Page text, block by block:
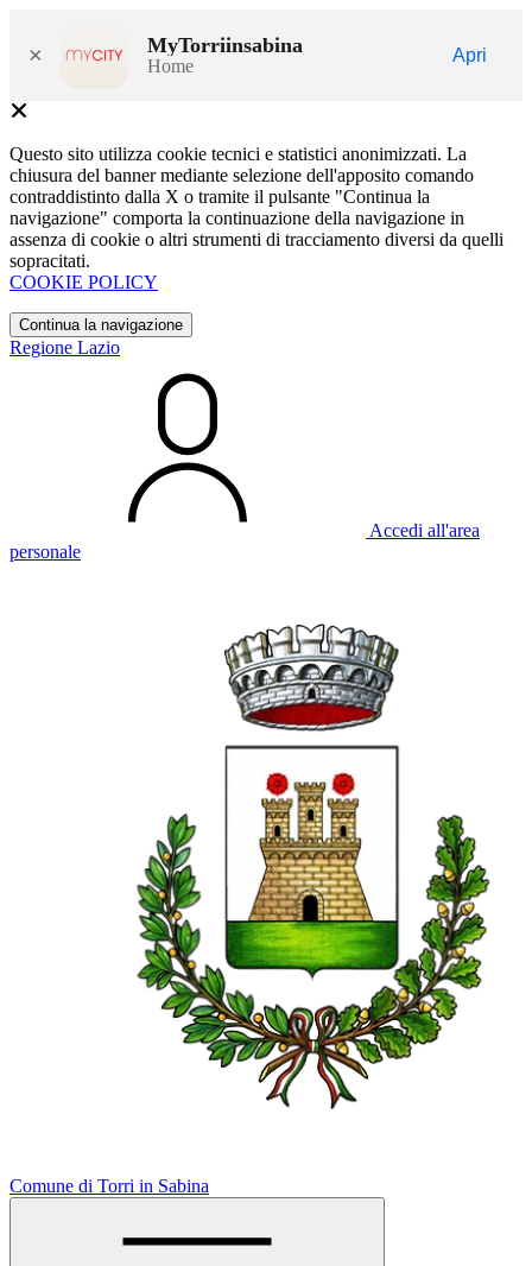
× MyTorriinsabina
Home
Apri
Questo sito utilizza cookie tecnici e statistici anonimizzati. La
chiusura del banner mediante selezione dell'apposito comando
contraddistinto dalla X o tramite il pulsante "Continua la
navigazione" comporta la continuazione della navigazione in
assenza di cookie o altri strumenti di tracciamento diversi da quelli
sopracitati.
COOKIE POLICY
Continua la navigazione
Regione Lazio
Accedi all'area
personale
Comune di Torri in Sabina